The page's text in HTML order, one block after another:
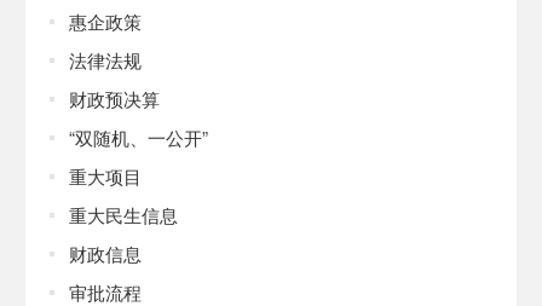
惠企政策
法律法规
财政预决算
“双随机、一公开”
重大项目
重大民生信息
财政信息
审批流程